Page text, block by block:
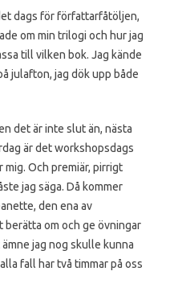
dags för författarfåtöljen,
om min trilogi och hur jag
till vilken bok. Jag kände
julafton, jag dök upp både
det är inte slut än, nästa
är det workshopsdags
mig. Och premiär, pirrigt
jag säga. Då kommer
den ena av
om och ge övningar
jag nog skulle kunna
fall har två timmar på oss